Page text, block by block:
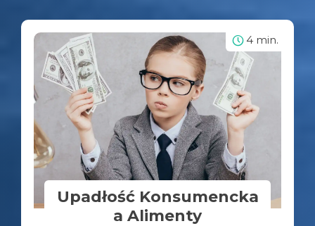
4 min.
Upadłość Konsumencka
a Alimenty